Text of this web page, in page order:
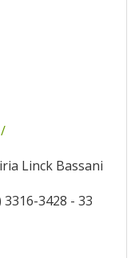
Linck Bassani
3316-3428 - 33